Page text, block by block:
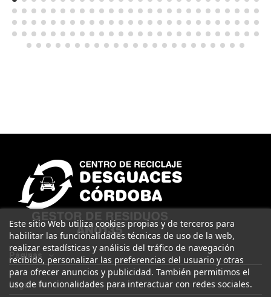
Páginas
Legal
Este sitio Web utiliza cookies propias y de terceros para
habilitar las funcionalidades técnicas de uso de la web,
realizar estadísticas y análisis del tráfico de navegación
recibido, personalizar las preferencias del usuario y otras
para ofrecer anuncios y publicidad. También permitimos el
uso de funcionalidades para interactuar con redes sociales.